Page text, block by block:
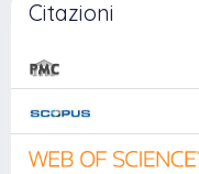
Citazioni